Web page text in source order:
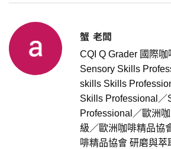
蟹 老闆
CQI Q Grader 國際
Sensory Skills
skills Skills
Skills Professional
Professional／歐洲
級／歐洲咖啡精品協
啡精品協會 研磨與萃